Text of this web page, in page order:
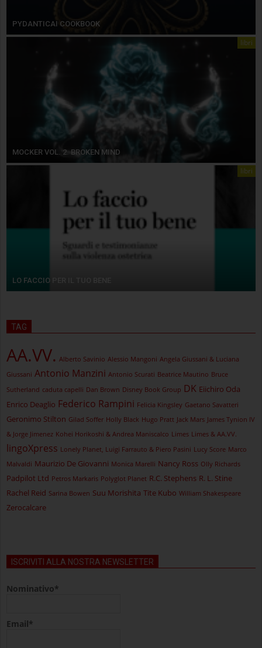
PYDANTICAI COOKBOOK
libri
MOCKER VOL. 2. BROKEN MIND
libri
LO FACCIO PER IL TUO BENE
TAG
AA.VV. Alberto Savinio Alessio Mangoni Angela Giussani & Luciana
Giussani Antonio Manzini Antonio Scurati Beatrice Mautino Bruce
Sutherland caduta capelli Dan Brown Disney Book Group DK Eiichiro Oda
Enrico Deaglio Federico Rampini Felicia Kingsley Gaetano Savatteri
Geronimo Stilton Gilad Soffer Holly Black Hugo Pratt Jack Mars James Tynion IV
& Jorge Jimenez Kohei Horikoshi & Andrea Maniscalco Limes Limes & AA.VV.
lingoXpress Lonely Planet, Luigi Farrauto & Piero Pasini Lucy Score Marco
Malvaldi Maurizio De Giovanni Monica Marelli Nancy Ross Olly Richards
Padpilot Ltd Petros Markaris Polyglot Planet R.C. Stephens R. L. Stine
Rachel Reid Sarina Bowen Suu Morishita Tite Kubo William Shakespeare
Zerocalcare
ISCRIVITI ALLA NOSTRA NEWSLETTER
Nominativo*
Email*